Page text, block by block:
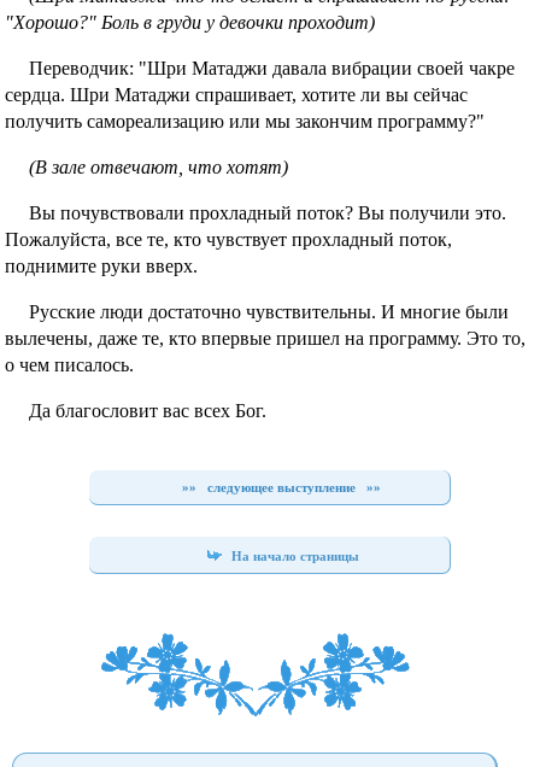
"Хорошо?" Боль в груди у девочки проходит)
Переводчик: "Шри Матаджи давала вибрации своей чакре
сердца. Шри Матаджи спрашивает, хотите ли вы сейчас
получить самореализацию или мы закончим программу?"
(В зале отвечают, что хотят)
Вы почувствовали прохладный поток? Вы получили это.
Пожалуйста, все те, кто чувствует прохладный поток,
поднимите руки вверх.
Русские люди достаточно чувствительны. И многие были
вылечены, даже те, кто впервые пришел на программу. Это то,
о чем писалось.
Да благословит вас всех Бог.
»» следующее выступление»»
На начало страницы